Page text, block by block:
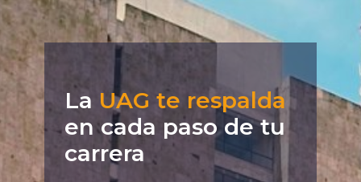
La UAG te respalda
en cada paso de tu
carrera